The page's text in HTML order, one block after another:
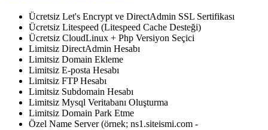
Ücretsiz Let's Encrypt ve DirectAdmin SSL Sertifikası
Ücretsiz Litespeed (Litespeed Cache Desteği)
Ücretsiz CloudLinux + Php Versiyon Seçici
Limitsiz DirectAdmin Hesabı
Limitsiz Domain Ekleme
Limitsiz E-posta Hesabı
Limitsiz FTP Hesabı
Limitsiz Subdomain Hesabı
Limitsiz Mysql Veritabanı Oluşturma
Limitsiz Domain Park Etme
Özel Name Server (örnek; ns1.siteismi.com -